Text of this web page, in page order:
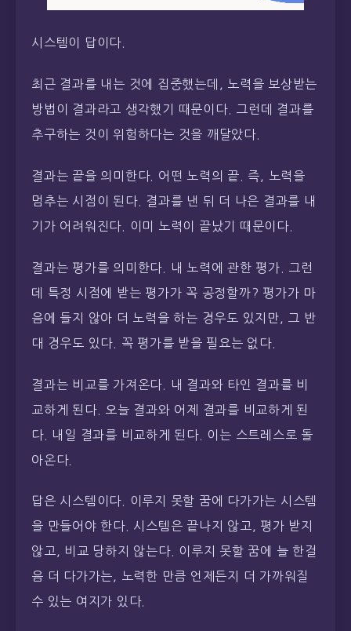
시스템이 답이다.
최근 결과를 내는 것에 집중했는데, 노력을 보상받는
방법이 결과라고 생각했기 때문이다. 그런데 결과를
추구하는 것이 위험하다는 것을 깨달았다.
결과는 끝을 의미한다. 어떤 노력의 끝. 즉, 노력을
멈추는 시점이 된다. 결과를 낸 뒤 더 나은 결과를 내
기가 어려워진다. 이미 노력이 끝났기 때문이다.
결과는 평가를 의미한다. 내 노력에 관한 평가. 그런
데 특정 시점에 받는 평가가 꼭 공정할까? 평가가 마
음에 들지 않아 더 노력을 하는 경우도 있지만, 그 반
대 경우도 있다. 꼭 평가를 받을 필요는 없다.
결과는 비교를 가져온다. 내 결과와 타인 결과를 비
교하게 된다. 오늘 결과와 어제 결과를 비교하게 된
다. 내일 결과를 비교하게 된다. 이는 스트레스로 돌
아온다.
답은 시스템이다. 이루지 못할 꿈에 다가가는 시스템
을 만들어야 한다. 시스템은 끝나지 않고, 평가 받지
않고, 비교 당하지 않는다. 이루지 못할 꿈에 늘 한걸
음 더 다가가는, 노력한 만큼 언제든지 더 가까워질
수 있는 여지가 있다.